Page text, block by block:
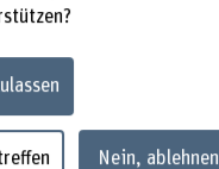
46 / Online
Nein, ablehnen